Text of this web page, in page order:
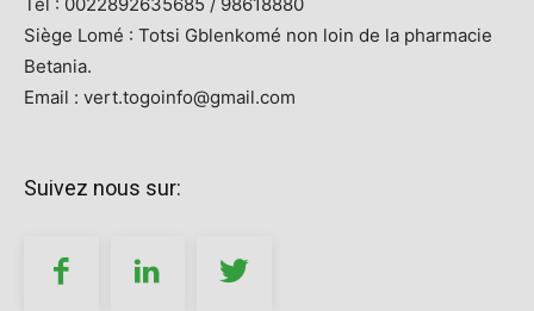
Siège Lomé : Totsi Gblenkomé non loin de la pharmacie
Betania.
Email : vert.togoinfo@gmail.com
Suivez nous sur: